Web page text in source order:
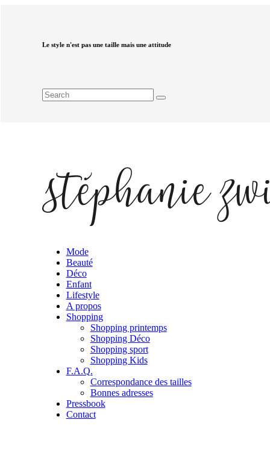
Le style n'est pas une taille mais une attitude
Mode
Beauté
Déco
Enfant
Lifestyle
A propos
Shopping
Shopping printemps
Shopping Déco
Shopping sport
Shopping Kids
F.A.Q.
Correspondance des tailles
Bonnes adresses
Pressbook
Contact